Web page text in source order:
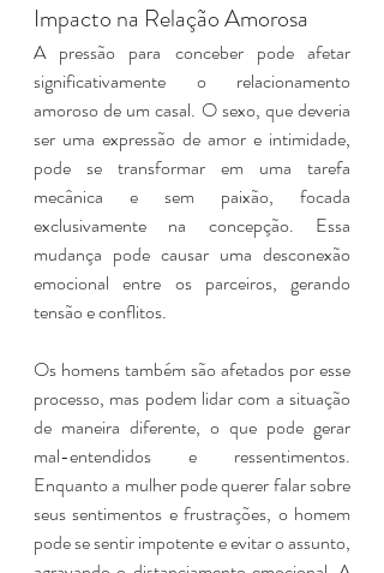
Impacto na Relação Amorosa
A pressão para conceber pode afetar
significativamente o relacionamento
amoroso de um casal. O sexo, que deveria
ser uma expressão de amor e intimidade,
pode se transformar em uma tarefa
mecânica e sem paixão, focada
exclusivamente na concepção. Essa
mudança pode causar uma desconexão
emocional entre os parceiros, gerando
tensão e conflitos.
Os homens também são afetados por esse
processo, mas podem lidar com a situação
de maneira diferente, o que pode gerar
mal-entendidos e ressentimentos.
Enquanto a mulher pode querer falar sobre
seus sentimentos e frustrações, o homem
pode se sentir impotente e evitar o assunto,